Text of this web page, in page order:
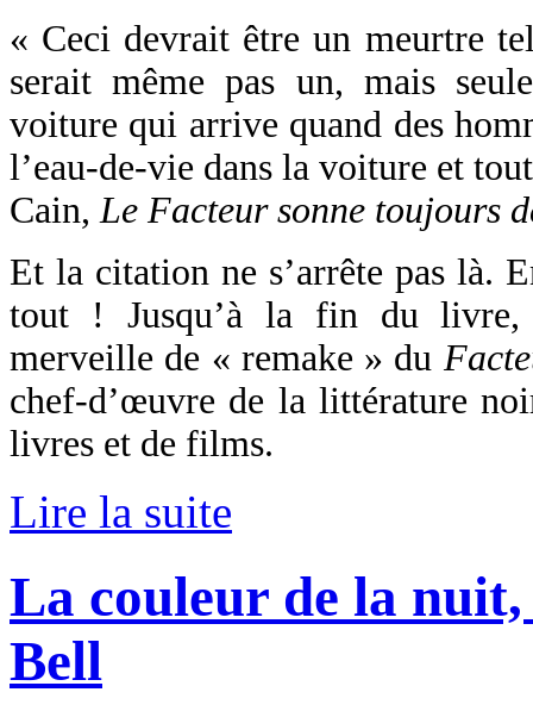
« Ceci devrait être un meurtre
serait même pas un, mais
voiture qui arrive quand des
l’eau-de-vie dans la voiture et
Cain,Le Facteur sonne toujours
Et la citation ne s’arrête pas là.
tout ! Jusqu’à la fin du livre,
merveille de « remake » du
chef-d’œuvre de la littérature
livres et de films.
Lire la suite
La couleur de la
Bell